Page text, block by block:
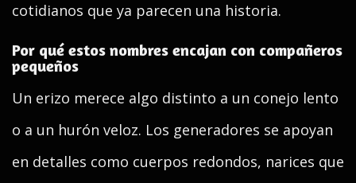
cotidianos que ya parecen una historia.
Por qué estos nombres encajan con compañeros
pequeños
Un erizo merece algo distinto a un conejo lento
o a un hurón veloz. Los generadores se apoyan
en detalles como cuerpos redondos, narices que